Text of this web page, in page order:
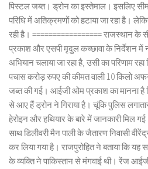
पिस्टल जब्त। ड्रोन का इस्तेमाल। इसलिए
परिधि में अतिक्रमणों को हटाया जा रहा है।
रही है। ================= राजस्थान के
प्रकाश और एसपी मृदुल कच्छावा के निर्देशन में
अभियान चलाया जा रहा है, उसी का परिणाम
पचास करोड़ रुपए की कीमत वाली 10 किलो
जब्त की गई। आईजी ओम प्रकाश का मानना है
से आए हैं ड्रोन ने गिराया है। चूंकि पुलिस
हेरोइन और हथियार के बारे में जानकारी मिल
साथ डिलीवरी मैन पाली के जैतारण निवासी
कर लिया गया है। राजपुरोहित ने बताया कि
के व्यक्ति ने पाकिस्तान से मंगवाई थी। रेंज